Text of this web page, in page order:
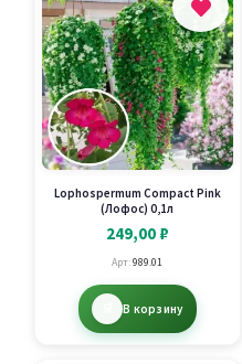
Lophospermum Compact Pink
(Лофос) 0,1л
249,00 ₽
Арт:989.01
В корзину